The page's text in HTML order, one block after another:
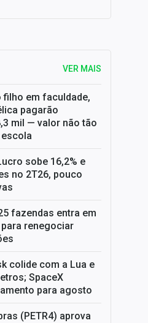
SELIC em 14%: A repercussão da decisão sobre os JUROS
VER MAIS
filho em faculdade,
pagarão
mil — valor não tão
sobe 16,2% e
no 2T26, pouco
fazendas entra em
renegociar
colide com a Lua e
SpaceX
para agosto
(PETR4) aprova